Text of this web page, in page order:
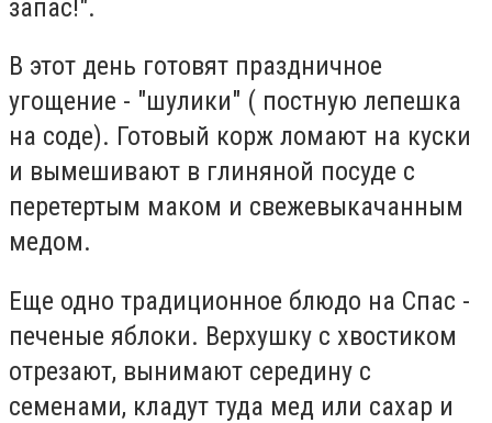
запас!".
В этот день готовят праздничное
угощение - "шулики" ( постную лепешка
на соде). Готовый корж ломают на куски
и вымешивают в глиняной посуде с
перетертым маком и свежевыкачанным
медом.
Еще одно традиционное блюдо на Спас -
печеные яблоки. Верхушку с хвостиком
отрезают, вынимают середину с
семенами, кладут туда мед или сахар и